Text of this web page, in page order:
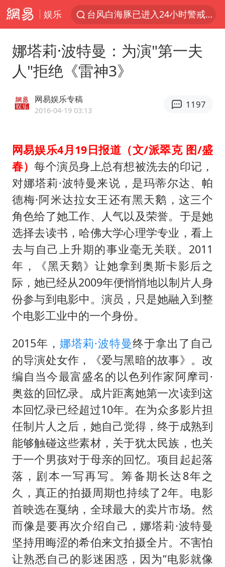
娱乐
中国女篮70-67险胜尼日利亚女篮
出口禁令驱动有色板块大涨
U17国足点球大战淘汰河床晋级决赛
国防部：中国军队坚决反制任何闹海挑衅图谋
国乒男单横滨冠军赛全军覆没
38岁演员求职万岁山NPC成功
“新疆阿勒泰八月能滑雪”不实
日本试射“战斧”导弹，国防部回应
胡彦斌韩磊 谁帮谁
夯实基础开新局
娜塔莉·波特曼：为演"第一夫
人"拒绝《雷神3》
网易娱乐专稿
2016-04-19 03:13
1197
网易娱乐4月19日报道（文/派翠克 图/盛
春）每个演员身上总有想被洗去的印记，
对娜塔莉·波特曼来说，是玛蒂尔达、帕
德梅·阿米达拉女王还有黑天鹅，这三个
角色给了她工作、人气以及荣誉。于是她
选择去读书，哈佛大学心理学专业，看上
去与自己上升期的事业毫无关联。2011
年，《黑天鹅》让她拿到奥斯卡影后之
际，她已经从2009年便悄悄地以制片人身
份参与到电影中。演员，只是她融入到整
个电影工业中的一个身份。
2015年， 娜塔莉·波特曼终于拿出了自己
的导演处女作，《爱与黑暗的故事》。改
编自当今最富盛名的以色列作家阿摩司·
奥兹的回忆录。成片距离她第一次读到这
本回忆录已经超过10年。在为众多影片担
任制片人之后，她自己觉得，终于成熟到
能够触碰这些素材，关于犹太民族，也关
于一个男孩对于母亲的回忆。项目起起落
落，剧本一写再写。筹备期长达8年之
久，真正的拍摄周期也持续了2年。电影
首映选在戛纳，全球最大的卖片市场。然
而像是要再次介绍自己，娜塔莉·波特曼
坚持用晦涩的希伯来文拍摄全片。不害怕
让熟悉自己的影迷困惑，因为“电影就像